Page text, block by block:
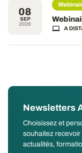
08
SEP
2026
A
Newsletters
Choisissez et
souhaitez
actualités,